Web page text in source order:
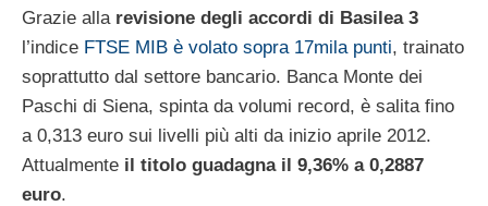
Grazie alla revisione degli accordi di Basilea 3
l’indice FTSE MIB è volato sopra 17mila punti, trainato
soprattutto dal settore bancario. Banca Monte dei
Paschi di Siena, spinta da volumi record, è salita fino
a 0,313 euro sui livelli più alti da inizio aprile 2012.
Attualmente il titolo guadagna il 9,36% a 0,2887
euro.